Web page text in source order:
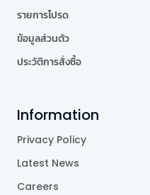
รายการโปรด
ข้อมูลส่วนตัว
ประวัติการสั่งซื้อ
Information
Privacy Policy
Latest News
Careers